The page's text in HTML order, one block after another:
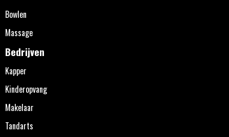
Bowlen
Massage
Bedrijven
Kapper
Kinderopvang
Makelaar
Tandarts